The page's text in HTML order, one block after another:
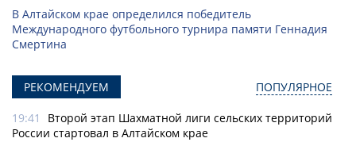
В Алтайском крае определился победитель
Международного футбольного турнира памяти Геннадия
Смертина
РЕКОМЕНДУЕМ ПОПУЛЯРНОЕ
19:41
Второй этап Шахматной лиги сельских территорий
России стартовал в Алтайском крае